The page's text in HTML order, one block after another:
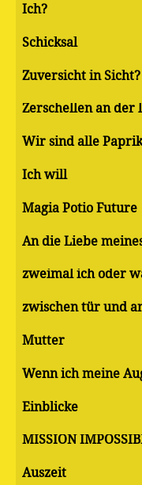
Ich?
Schicksal
Zuversicht in Sicht?
Zerschellen an der
Wir sind alle
Ich will
Magia Potio Future
An die Liebe
zweimal ich oder
zwischen tür und
Mutter
Wenn ich meine
Einblicke
MISSION
Auszeit